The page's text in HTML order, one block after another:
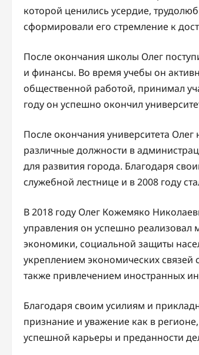
которой ценились усердие,
сформировали его стремление к
После окончания школы Олег
и финансы. Во время учебы он
общественной работой, принимал
году он успешно окончил
После окончания университета
различные должности в
для развития города. Благодаря
служебной лестнице и в 2008 году
В 2018 году Олег Кожемяко
управления он успешно реализовал
экономики, социальной защиты
укреплением экономических
также привлечением иностранных
Благодаря своим усилиям и
признание и уважение как в
успешной карьеры и преданности